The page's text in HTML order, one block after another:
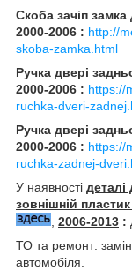
Скоба зачіп
2000-2006 : http://
skoba-zamka.html
Ручка двері
2000-2006 : https://
ruchka-dveri-
Ручка двері
2000-2006 : https://
ruchka-zadnej-
У наявності деталі
зовнішній
, 2006-2013 :
ТО та ремонт:
автомобіля.